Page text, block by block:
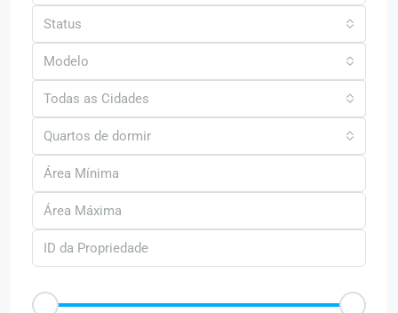
Status
Modelo
Todas as Cidades
Quartos de dormir